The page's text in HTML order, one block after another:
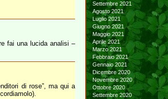
fai una lucida analisi –
di rose”, ma qui a
Settembre 2021
Agosto 2021
Luglio 2021
Giugno 2021
Maggio 2021
Aprile 2021
Marzo 2021
Febbraio 2021
Gennaio 2021
Dicembre 2020
Novembre 2020
Ottobre 2020
Settembre 2020